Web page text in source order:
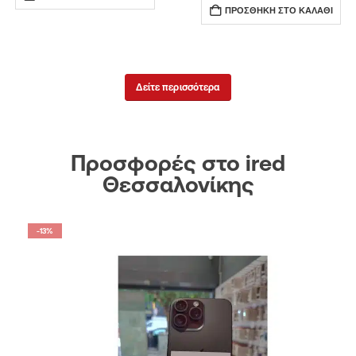
ΠΡΟΣΘΉΚΗ ΣΤΟ ΚΑΛΆΘΙ
Δείτε περισσότερα
Προσφορές στο ired
Θεσσαλονίκης
-13%